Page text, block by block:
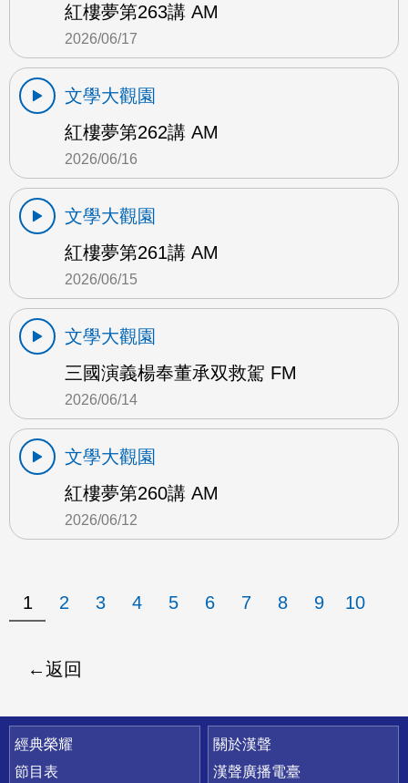
紅樓夢第263講 AM
2026/06/17
文學大觀園
紅樓夢第262講 AM
2026/06/16
文學大觀園
紅樓夢第261講 AM
2026/06/15
文學大觀園
三國演義楊奉董承双救駕 FM
2026/06/14
文學大觀園
紅樓夢第260講 AM
2026/06/12
1 2 3 4 5 6 7 8 9 10
返回
快速連結
經典榮耀
節目表
關於漢聲
漢聲廣播電臺